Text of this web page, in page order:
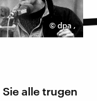
© dpa ,
alle trugen